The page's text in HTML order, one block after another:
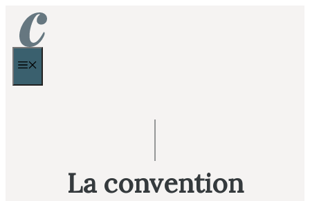
Aller
La convention